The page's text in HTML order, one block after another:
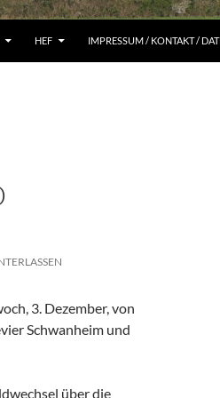
HEF IMPRESSUM / KONTAKT /
3. Dezember, von
Schwanheim und
über die